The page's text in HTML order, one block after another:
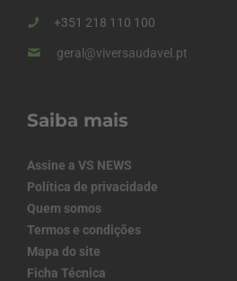
+351 218 110 100
geral@viversaudavel.pt
Saiba mais
Assine a VS NEWS
Política de privacidade
Quem somos
Termos e condições
Mapa do site
Ficha Técnica